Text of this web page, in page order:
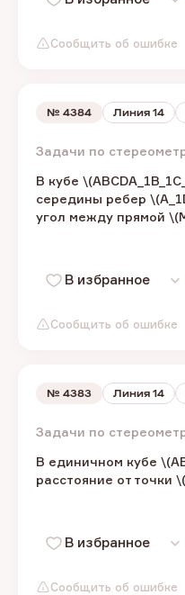
Сообщить об ошибке
№ 4384 Линия 14
Сообщить об ошибке
Задачи по
В кубе​
середины ребер
угол между прямой
В избранное
№ 4383 Линия 14
Сообщить об ошибке
Задачи по
В единичном кубе​
расстояние от точки
В избранное